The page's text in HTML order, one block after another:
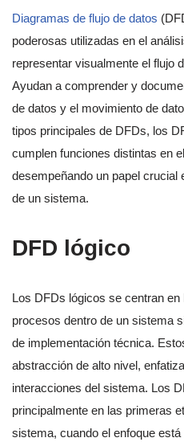
Diagramas de flujo de datos
poderosas utilizadas en el
representar visualmente el flujo
Ayudan a comprender y
de datos y el movimiento de
tipos principales de DFDs, los
cumplen funciones distintas en
desempeñando un papel crucial
de un sistema.
DFD lógico
Los DFDs lógicos se centran
procesos dentro de un sistema
de implementación técnica.
abstracción de alto nivel,
interacciones del sistema. Los
principalmente en las primeras
sistema, cuando el enfoque